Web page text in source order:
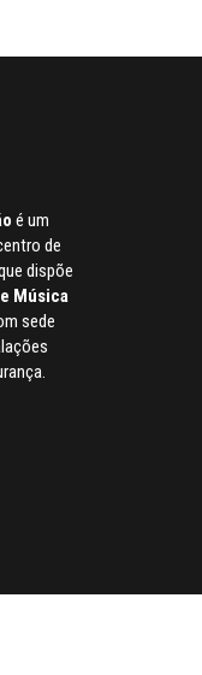
é um
de
dispõe
Música
sede